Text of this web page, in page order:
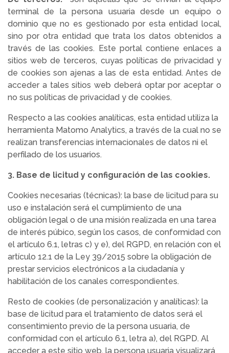
terminal de la persona usuaria desde un equipo o
dominio que no es gestionado por esta entidad local,
sino por otra entidad que trata los datos obtenidos a
través de las cookies. Este portal contiene enlaces a
sitios web de terceros, cuyas políticas de privacidad y
de cookies son ajenas a las de esta entidad. Antes de
acceder a tales sitios web deberá optar por aceptar o
no sus políticas de privacidad y de cookies.
Respecto a las cookies analíticas, esta entidad utiliza la
herramienta Matomo Analytics, a través de la cual no se
realizan transferencias internacionales de datos ni el
perfilado de los usuarios.
3. Base de licitud y configuración de las cookies.
Cookies necesarias (técnicas): la base de licitud para su
uso e instalación será el cumplimiento de una
obligación legal o de una misión realizada en una tarea
de interés púbico, según los casos, de conformidad con
el artículo 6.1, letras c) y e), del RGPD, en relación con el
artículo 12.1 de la Ley 39/2015 sobre la obligación de
prestar servicios electrónicos a la ciudadanía y
habilitación de los canales correspondientes.
Resto de cookies (de personalización y analíticas): la
base de licitud para el tratamiento de datos será el
consentimiento previo de la persona usuaria, de
conformidad con el artículo 6.1, letra a), del RGPD. Al
acceder a este sitio web, la persona usuaria visualizará